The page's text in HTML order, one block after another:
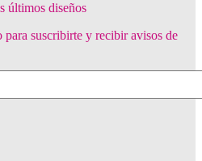
últimos diseños
suscribirte y recibir avisos de